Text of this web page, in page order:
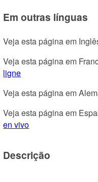
Em outras línguas
Veja esta página em
Veja esta página em
ligne
Veja esta página em
Veja esta página em
en vivo
Descrição